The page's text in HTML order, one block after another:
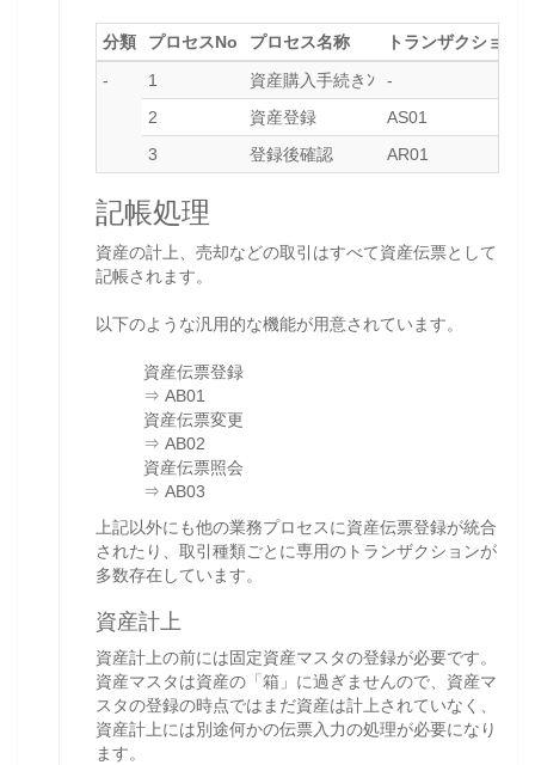
分類 プロセスNo プロセス名称
トランザクション
-
1 資産購入手続きﾝ
-
2
資産登録
AS01
3
登録後確認 AR01
記帳処理
資産の計上、売却などの取引はすべて資産伝票として
記帳されます。
以下のような汎用的な機能が用意されています。
資産伝票登録
⇒ AB01
資産伝票変更
⇒ AB02
資産伝票照会
⇒ AB03
上記以外にも他の業務プロセスに資産伝票登録が統合
されたり、取引種類ごとに専用のトランザクションが
多数存在しています。
資産計上
資産計上の前には固定資産マスタの登録が必要です。
資産マスタは資産の「箱」に過ぎませんので、資産マ
スタの登録の時点ではまだ資産は計上されていなく、
資産計上には別途何かの伝票入力の処理が必要になり
ます。